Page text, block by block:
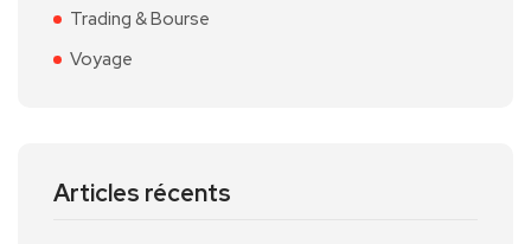
Trading & Bourse
Voyage
Articles récents